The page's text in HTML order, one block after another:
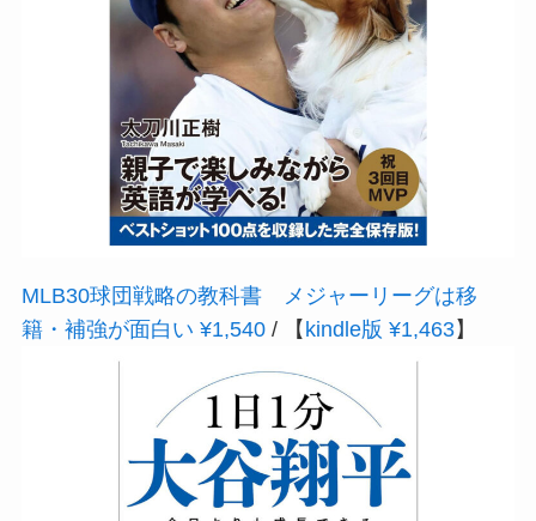
MLB30球団戦略の教科書 メジャーリーグは移
籍・補強が面白い ¥1,540/ 【 kindle版 ¥1,463】